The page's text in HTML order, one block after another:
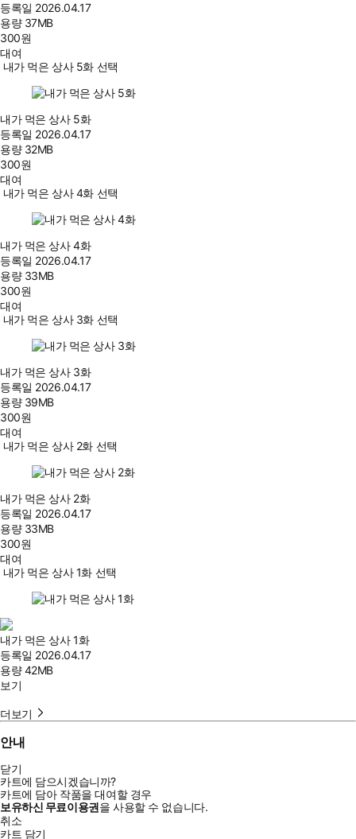
등록일 2026.04.17
용량 37MB
300원
대여
내가 먹은 상사 5화 선택
내가 먹은 상사 5화
등록일 2026.04.17
용량 32MB
300원
대여
내가 먹은 상사 4화 선택
내가 먹은 상사 4화
등록일 2026.04.17
용량 33MB
300원
대여
내가 먹은 상사 3화 선택
내가 먹은 상사 3화
등록일 2026.04.17
용량 39MB
300원
대여
내가 먹은 상사 2화 선택
내가 먹은 상사 2화
등록일 2026.04.17
용량 33MB
300원
대여
내가 먹은 상사 1화 선택
내가 먹은 상사 1화
등록일 2026.04.17
용량42MB
보기
더보기
안내
닫기
카트에 담으시겠습니까?
카트에 담아 작품을 대여할 경우
보유하신 무료이용권을 사용할 수 없습니다.
취소
카트 담기